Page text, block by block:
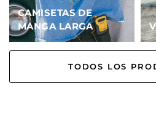
CAMISETAS DE
MANGA LARGA
→
TODOS LOS